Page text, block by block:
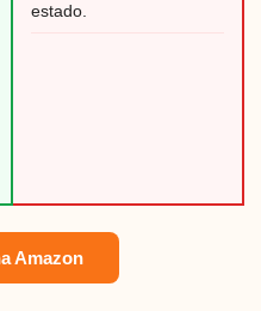
estado.
Amazon